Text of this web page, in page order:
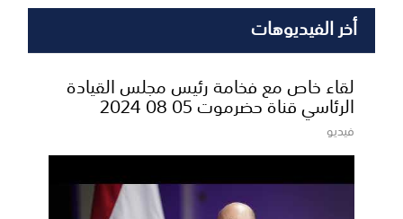
أخر الفيديوهات
لقاء خاص مع فخامة رئيس مجلس القيادة
الرئاسي قناة حضرموت 05 08 2024
فيديو